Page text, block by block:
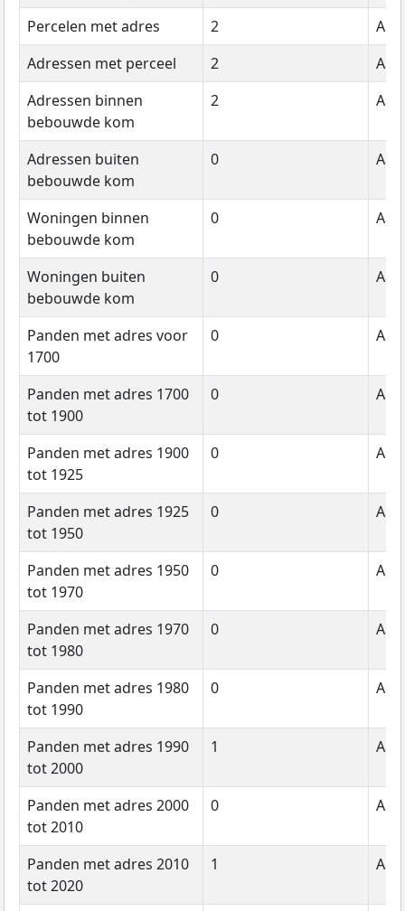
Percelen met adres
2
Adressen met perceel
2
Adressen binnen
bebouwde kom
2
Adressen buiten
bebouwde kom
0
Woningen binnen
bebouwde kom
0
Woningen buiten
bebouwde kom
0
Panden met adres voor
1700
0
Panden met adres 1700
tot 1900
0
Panden met adres 1900
tot 1925
0
Panden met adres 1925
tot 1950
0
Panden met adres 1950
tot 1970
0
Panden met adres 1970
tot 1980
0
Panden met adres 1980
tot 1990
0
Panden met adres 1990
tot 2000
1
Panden met adres 2000
tot 2010
0
Panden met adres 2010
tot 2020
1